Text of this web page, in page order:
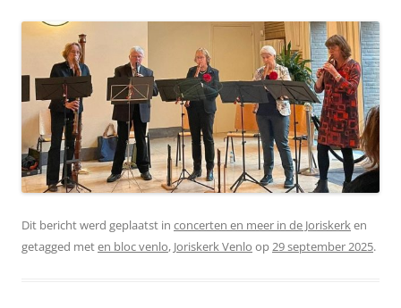
Dit bericht werd geplaatst in concerten en meer in de Joriskerken
getagged meten bloc venlo, Joriskerk Venlo op29 september 2025.